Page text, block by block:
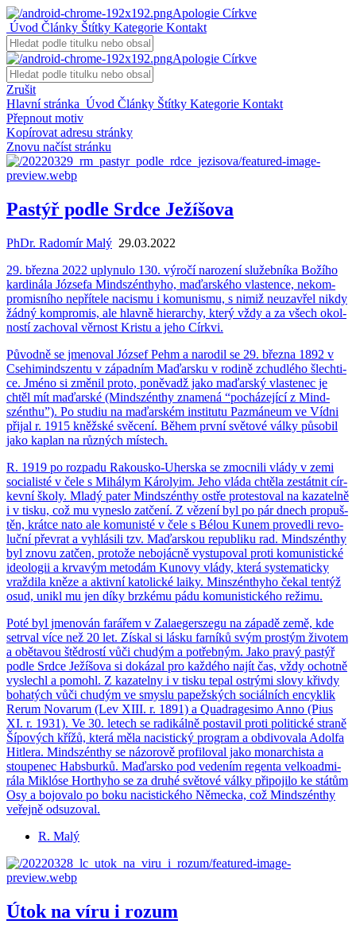
Apologie Církve
Úvod Články Štítky Kategorie Kontakt
Apologie Církve
Zrušit
Hlavní stránka Úvod Články Štítky Kategorie Kontakt
Přepnout motiv
Kopírovat adresu stránky
Znovu načíst stránku
Pastýř podle Srdce Ježíšova
PhDr. Radomír Malý 29.03.2022
29. břez­na 2022 uply­nu­lo 130. vý­ro­čí na­ro­ze­ní slu­žeb­ní­ka Bo­ží­ho
kar­di­ná­la Józsefa Mind­szén­thy­ho, ma­ďar­ské­ho vlas­ten­ce, ne­kom­
pro­mis­ní­ho ne­pří­te­le na­cis­mu i ko­mu­nis­mu, s nimiž ne­u­za­vřel nikdy
žádný kom­pro­mis, ale hlav­ně hi­e­rar­chy, který vždy a za všech okol­
nos­tí za­cho­val věr­nost Kris­tu a jeho Církvi.
Pů­vod­ně se jme­no­val József Pehm a na­ro­dil se 29. břez­na 1892 v
Cse­hi­mind­szen­tu v zá­pad­ním Ma­ďar­sku v ro­di­ně zchud­lé­ho šlech­ti­
ce. Jméno si změ­nil proto, po­ně­vadž jako ma­ďar­ský vlas­te­nec je
chtěl mít ma­ďar­ské (Mind­szén­thy zna­me­ná “po­chá­ze­jí­cí z Mind­
szén­thu”). Po stu­diu na ma­ďar­ském in­sti­tu­tu Pa­zmá­ne­um ve Vídni
při­jal r. 1915 kněž­ské svě­ce­ní. Během první svě­to­vé války pů­so­bil
jako kap­lan na růz­ných mís­tech.
R. 1919 po roz­pa­du Ra­kous­ko-Uher­ska se zmoc­ni­li vlády v zemi
so­ci­a­lis­té v čele s Mi­há­lym Ká­ro­ly­im. Jeho vláda chtě­la ze­stát­nit cír­
kev­ní školy. Mladý pater Mind­szén­thy ostře pro­tes­to­val na ka­za­tel­ně
i v tisku, což mu vy­nes­lo za­tče­ní. Z vě­ze­ní byl po pár dnech pro­puš­
těn, krát­ce nato ale ko­mu­nis­té v čele s Bélou Kunem pro­ved­li re­vo­
luč­ní pře­vrat a vy­hlá­si­li tzv. Ma­ďar­skou re­pub­li­ku rad. Mind­szén­thy
byl znovu za­tčen, pro­to­že ne­bo­jác­ně vy­stu­po­val proti ko­mu­nis­tic­ké
ide­o­lo­gii a kr­va­vým me­to­dám Ku­no­vy vlády, která sys­te­ma­tic­ky
vraž­di­la kněze a ak­tiv­ní ka­to­lic­ké laiky. Min­szén­thy­ho čekal ten­týž
osud, unikl mu jen díky brz­ké­mu pádu ko­mu­nis­tic­ké­ho re­ži­mu.
Poté byl jme­no­ván fa­rá­řem v Za­la­e­ger­s­ze­gu na zá­pa­dě země, kde
se­tr­val více než 20 let. Zís­kal si lásku far­ní­ků svým pros­tým ži­vo­tem
a obě­ta­vou štěd­ros­tí vůči chudým a po­třeb­ným. Jako pravý pas­týř
podle Srdce Je­ží­šo­va si do­ká­zal pro kaž­dé­ho najít čas, vždy ochot­ně
vy­sle­chl a po­mohl. Z ka­za­tel­ny i v tisku tepal os­t­rý­mi slovy křiv­dy
bo­ha­tých vůči chudým ve smys­lu pa­pež­ských so­ci­ál­ních en­cyklik
Rerum No­va­rum (Lev XIII. r. 1891) a Qua­d­ragesi­mo Anno (Pius
XI. r. 1931). Ve 30. le­tech se ra­di­kál­ně po­sta­vil proti po­li­tic­ké stra­ně
Ší­po­vých křížů, která měla na­cis­tic­ký pro­gram a ob­di­vo­va­la Adol­fa
Hit­le­ra. Mind­szén­thy se ná­zo­ro­vě pro­fi­lo­val jako mo­nar­chis­ta a
stou­pe­nec Habsbur­ků. Ma­ďar­sko pod ve­de­ním re­gen­ta vel­ko­ad­mi­
rá­la Miklóse Horthy­ho se za druhé svě­to­vé války při­po­ji­lo ke stá­tům
Osy a bo­jo­va­lo po boku na­cis­tic­ké­ho Ně­mec­ka, což Mind­szén­thy
ve­řej­ně od­su­zo­val.
R. Malý
Útok na víru i rozum